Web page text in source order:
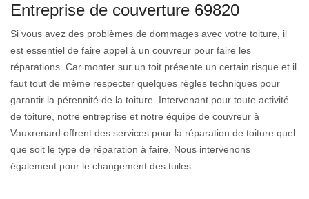
Entreprise de couverture 69820
Si vous avez des problèmes de dommages avec votre toiture, il
est essentiel de faire appel à un couvreur pour faire les
réparations. Car monter sur un toit présente un certain risque et il
faut tout de même respecter quelques règles techniques pour
garantir la pérennité de la toiture. Intervenant pour toute activité
de toiture, notre entreprise et notre équipe de couvreur à
Vauxrenard offrent des services pour la réparation de toiture quel
que soit le type de réparation à faire. Nous intervenons
également pour le changement des tuiles.